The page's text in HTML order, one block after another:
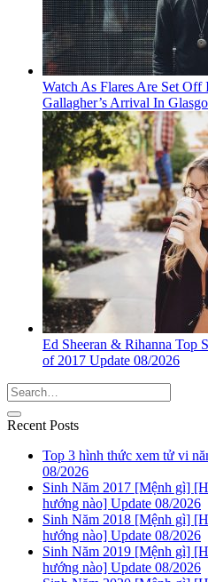
Watch As Flares Are Set
Gallagher’s Arrival In
Ed Sheeran & Rihanna Top
of 2017 Update 08/2026
Recent Posts
Top 3 hình thức xem tử vi
08/2026
Sinh Năm 2017 [Mệnh gì]
hướng nào] Update 08/2026
Sinh Năm 2018 [Mệnh gì]
hướng nào] Update 08/2026
Sinh Năm 2019 [Mệnh gì]
hướng nào] Update 08/2026